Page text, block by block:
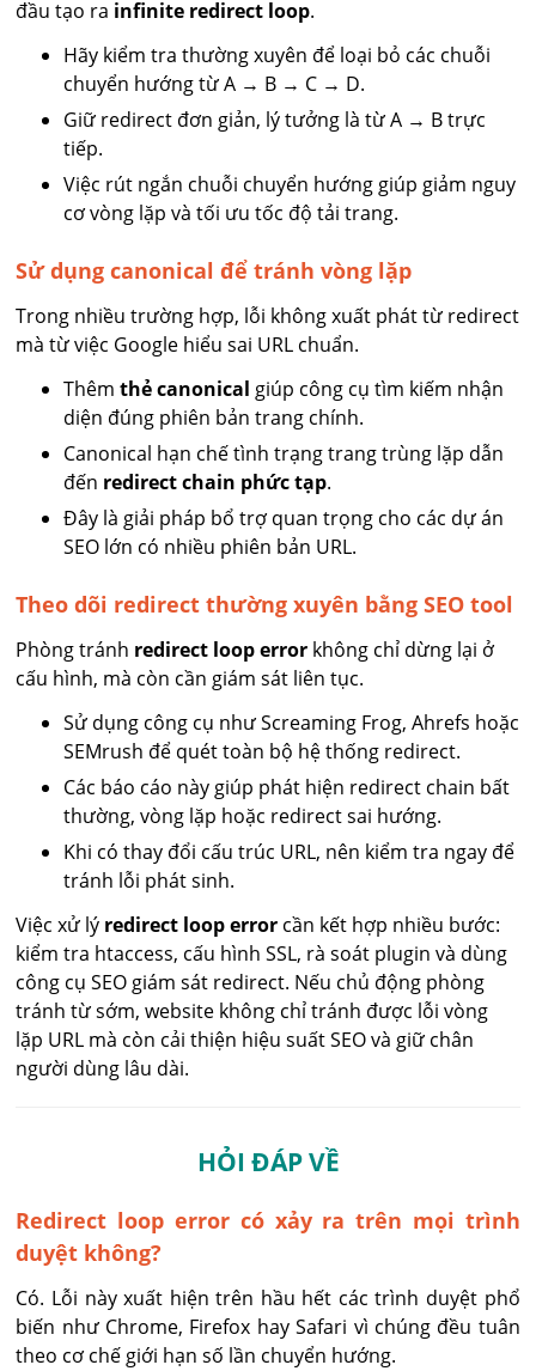
đầu tạo ra infinite redirect loop.
Hãy kiểm tra thường xuyên để loại bỏ các chuỗi
chuyển hướng từ A → B → C → D.
Giữ redirect đơn giản, lý tưởng là từ A → B trực
tiếp.
Việc rút ngắn chuỗi chuyển hướng giúp giảm nguy
cơ vòng lặp và tối ưu tốc độ tải trang.
Sử dụng canonical để tránh vòng lặp
Trong nhiều trường hợp, lỗi không xuất phát từ redirect
mà từ việc Google hiểu sai URL chuẩn.
Thêmthẻ canonical giúp công cụ tìm kiếm nhận
diện đúng phiên bản trang chính.
Canonical hạn chế tình trạng trang trùng lặp dẫn
đến redirect chain phức tạp.
Đây là giải pháp bổ trợ quan trọng cho các dự án
SEO lớn có nhiều phiên bản URL.
Theo dõi redirect thường xuyên bằng SEO tool
Phòng tránh redirect loop error không chỉ dừng lại ở
cấu hình, mà còn cần giám sát liên tục.
Sử dụng công cụ như Screaming Frog, Ahrefs hoặc
SEMrush để quét toàn bộ hệ thống redirect.
Các báo cáo này giúp phát hiện redirect chain bất
thường, vòng lặp hoặc redirect sai hướng.
Khi có thay đổi cấu trúc URL, nên kiểm tra ngay để
tránh lỗi phát sinh.
Việc xử lý redirect loop error cần kết hợp nhiều bước:
kiểm tra htaccess, cấu hình SSL, rà soát plugin và dùng
công cụ SEO giám sát redirect. Nếu chủ động phòng
tránh từ sớm, website không chỉ tránh được lỗi vòng
lặp URL mà còn cải thiện hiệu suất SEO và giữ chân
người dùng lâu dài.
HỎI ĐÁP VỀ
Redirect loop error có xảy ra trên mọi trình
duyệt không?
Có. Lỗi này xuất hiện trên hầu hết các trình duyệt phổ
biến như Chrome, Firefox hay Safari vì chúng đều tuân
theo cơ chế giới hạn số lần chuyển hướng.